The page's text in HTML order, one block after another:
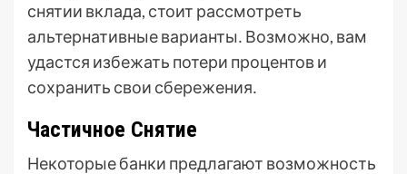
снятии вклада, стоит рассмотреть
альтернативные варианты․ Возможно, вам
удастся избежать потери процентов и
сохранить свои сбережения․
Частичное Снятие
Некоторые банки предлагают возможность